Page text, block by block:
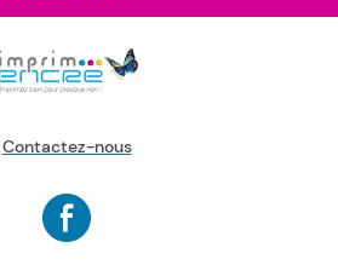
Contactez-nous